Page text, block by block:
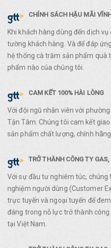
CHÍNH SÁCH HẬU MÃI
Khi khách hàng dùng đến dịch
tường khách hàng. Và để đáp
hệ thống cà trăm sản phẩm quà
phẩm nào của chúng tôi.
CAM KẾT 100% HÀI LÒNG
Với đội ngũ nhân viên với
Tận Tâm. Chúng tôi cam kết
sản phẩm chất lượng, chính hãng.
TRỞ THÀNH CÔNG TY
Với sự đầu tư nghiêm túc,
nghiệm người dùng (Customer
trực tuyến và ngoại tuyến để
đáng trong nỗ lực trở thành công
tại Việt Nam.